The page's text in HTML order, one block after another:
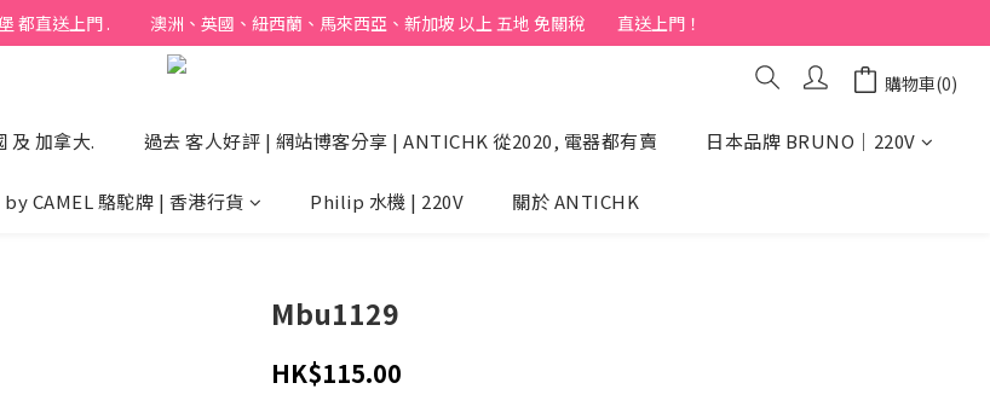
直送上門 .           澳洲、英國、紐西蘭、馬來西亞、新加坡 以上 五地 免關稅         直送上門！
購物車(0)
及 加拿大. 過去 客人好評 | 網站博客分享 | ANTICHK 從2020, 電器都有賣 日本品牌 BRUNO｜220V
CAMEL 駱駝牌 | 香港行貨 Philip 水機 | 220V 關於 ANTICHK
Mbu1129
HK$115.00